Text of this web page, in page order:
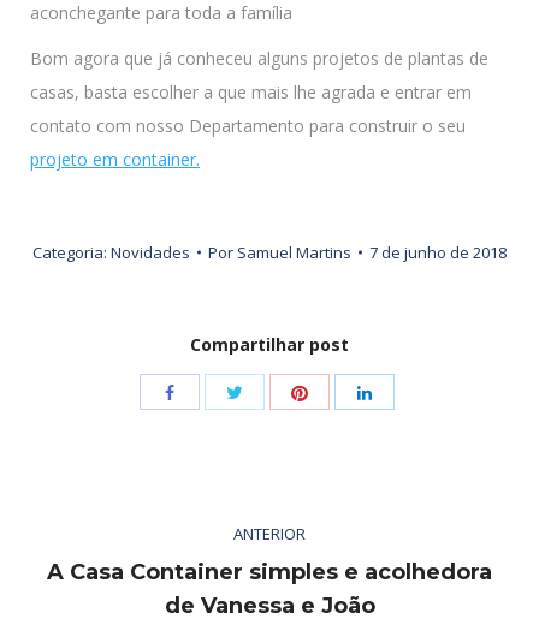
aconchegante para toda a família
Bom agora que já conheceu alguns projetos de plantas de
casas, basta escolher a que mais lhe agrada e entrar em
contato com nosso Departamento para construir o seu
projeto em container.
Categoria: Novidades Por Samuel Martins 7 de junho de 2018
Compartilhar post
post:
ANTERIOR
Post
anterior:
A Casa Container simples e acolhedora
de Vanessa e João